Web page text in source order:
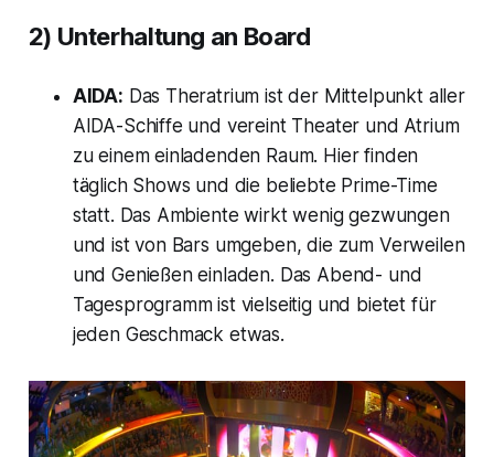
2) Unterhaltung an Board
AIDA: Das Theratrium ist der Mittelpunkt aller
AIDA-Schiffe und vereint Theater und Atrium
zu einem einladenden Raum. Hier finden
täglich Shows und die beliebte Prime-Time
statt. Das Ambiente wirkt wenig gezwungen
und ist von Bars umgeben, die zum Verweilen
und Genießen einladen. Das Abend- und
Tagesprogramm ist vielseitig und bietet für
jeden Geschmack etwas.